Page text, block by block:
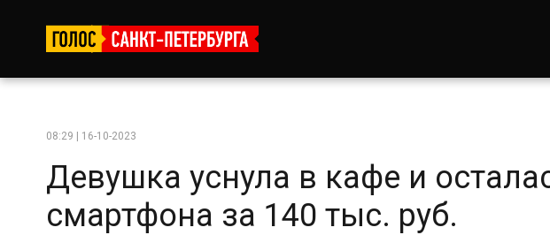
08:29 | 16-10-2023
Девушка уснула в кафе и
смартфона за 140 тыс. руб.